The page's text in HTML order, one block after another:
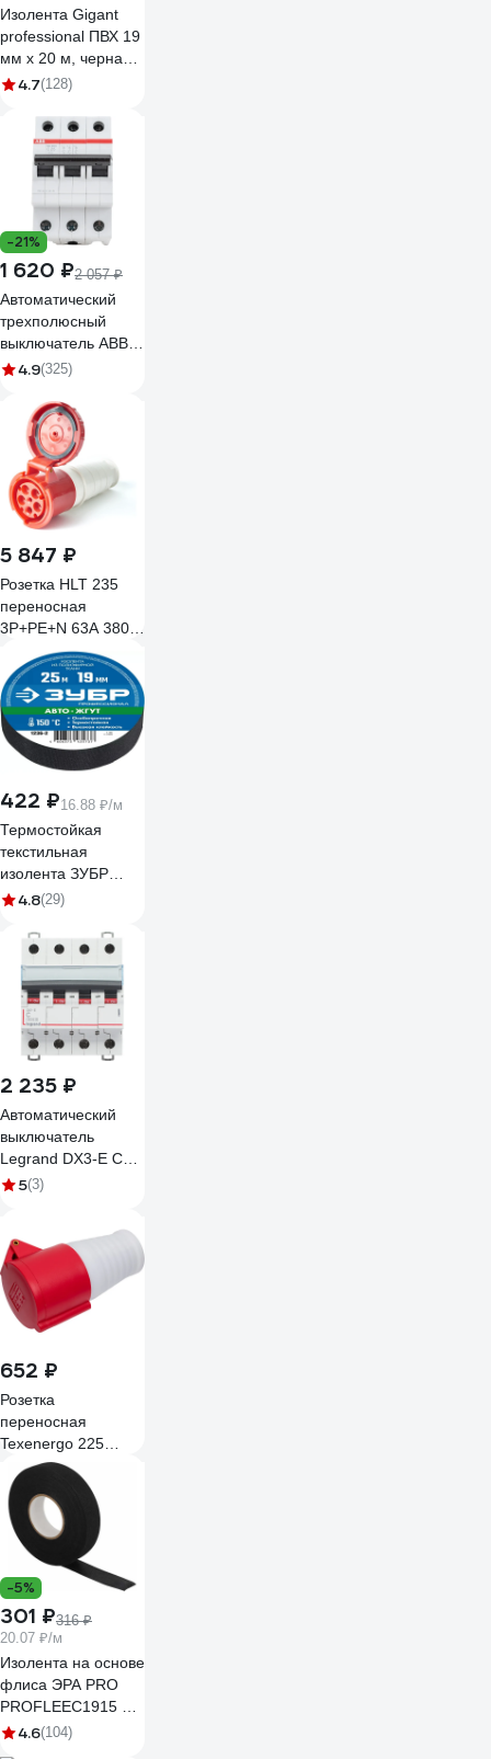
Изолента Gigant
professional ПВХ 19
мм х 20 м, черная
GT-0-3
4.7(128)
-21%
1 620 ₽2 057 ₽
Автоматический
трехполюсный
выключатель ABB c
25а 6ка sh203
4.9(325)
5 847 ₽
Розетка HLT 235
переносная
3Р+РЕ+N 63А 380В
IP54 (2шт./уп.) 083-
03-29
422 ₽16.88 ₽/м
Термостойкая
текстильная
изолента ЗУБР
Авто-Жгут 19 мм х
4.8(29)
2 235 ₽
Автоматический
выключатель
Legrand DX3-E C25
4П 6000/6kA
5(3)
652 ₽
Розетка
переносная
Texenergo 225
3Р+PE+N 32А 380B
IP44 SE225-032Q
-5%
301 ₽316 ₽
20.07 ₽/м
Изолента на основе
флиса ЭРА PRO
PROFLEEC1915 19
мм, 15 м, 0,3 мм,
4.6(104)